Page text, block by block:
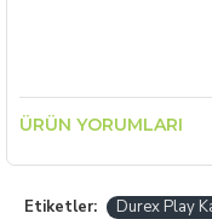
ÜRÜN YORUMLARI
Etiketler:
Durex Play